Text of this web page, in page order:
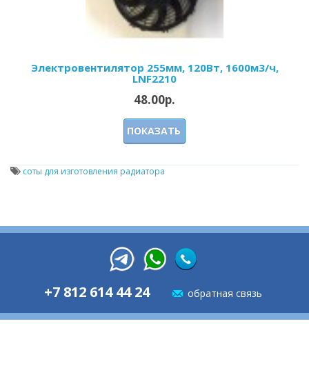
Электровентилятор 255мм, 120Вт, 1600м3/ч,
LNF2210
48.00р.
ПОКАЗАТЬ
соты для изготовления радиатора
+7 812 614 44 24 обратная связь